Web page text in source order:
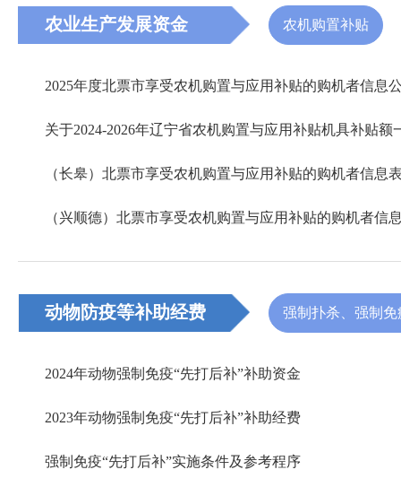
农业生产发展资金 农机购置补贴
2025年度北票市享受农机购置与应用补贴的购机者信息
动物防疫等补助经费 强制扑杀、强制
2024年动物强制免疫“先打后补”补助资金
2023年动物强制免疫“先打后补”补助经费
强制免疫“先打后补”实施条件及参考程序